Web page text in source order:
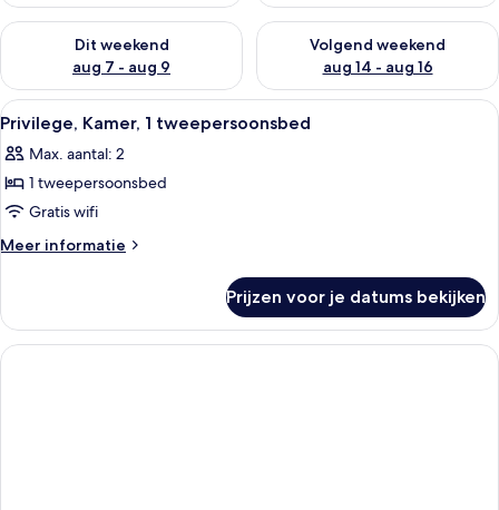
Dit weekend
aug 7 - aug 9
De beschikbaarheid controleren voor dit weekend aug 7 -
Volgend weekend
aug 14 - aug 16
De beschikbaarheid
Alle
foto's
voor
Privilege,
Kamer,
1
Een moderne hotelkamer met een
7
Privilege, Kamer, 1 tweepersoonsbed
Max. aantal: 2
1 tweepersoonsbed
Gratis wifi
Meer informatie
Meer
Kamer,
tweepersoonsbed
Prijzen voor je datums bekijken